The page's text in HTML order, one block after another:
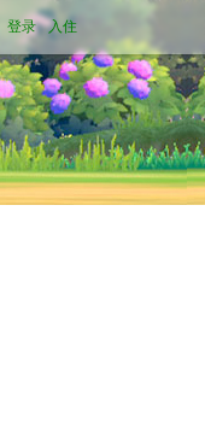
登录 入住